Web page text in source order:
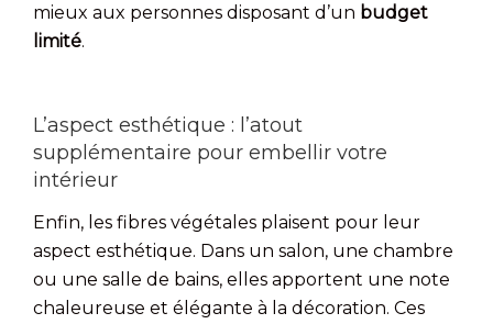
mieux aux personnes disposant d’un budget
limité.
L’aspect esthétique : l’atout
supplémentaire pour embellir votre
intérieur
Enfin, les fibres végétales plaisent pour leur
aspect esthétique. Dans un salon, une chambre
ou une salle de bains, elles apportent une note
chaleureuse et élégante à la décoration. Ces